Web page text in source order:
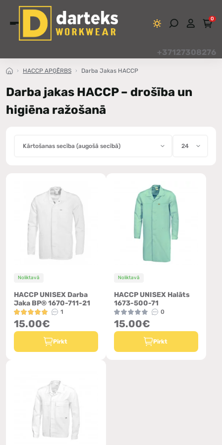
0
+37127308276
HACCP APĢĒRBS Darba Jakas HACCP
Darba jakas HACCP – drošība un
higiēna ražošanā
Noliktavā
HACCP UNISEX Darba
Jaka BP® 1670-711-21
1
15.00€
Pirkt
Noliktavā
HACCP UNISEX Halāts
1673-500-71
0
15.00€
Pirkt